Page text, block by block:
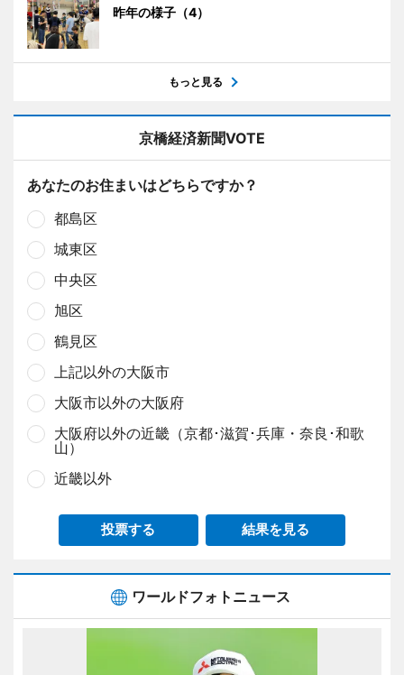
昨年の様子（4）
もっと見る
京橋経済新聞VOTE
あなたのお住まいはどちらですか？
都島区
城東区
中央区
旭区
鶴見区
上記以外の大阪市
大阪市以外の大阪府
大阪府以外の近畿（京都･滋賀･兵庫・奈良･和歌
山）
近畿以外
投票する 結果を見る
ワールドフォトニュース